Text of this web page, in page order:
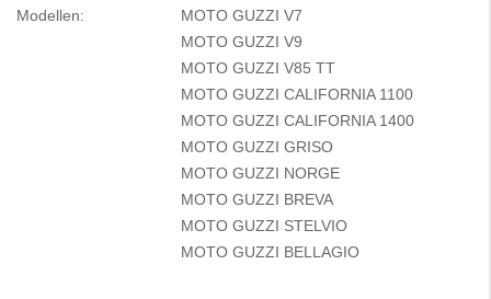
Modellen:
MOTO GUZZI V7
MOTO GUZZI V9
MOTO GUZZI V85 TT
MOTO GUZZI CALIFORNIA 1100
MOTO GUZZI CALIFORNIA 1400
MOTO GUZZI GRISO
MOTO GUZZI NORGE
MOTO GUZZI BREVA
MOTO GUZZI STELVIO
MOTO GUZZI BELLAGIO